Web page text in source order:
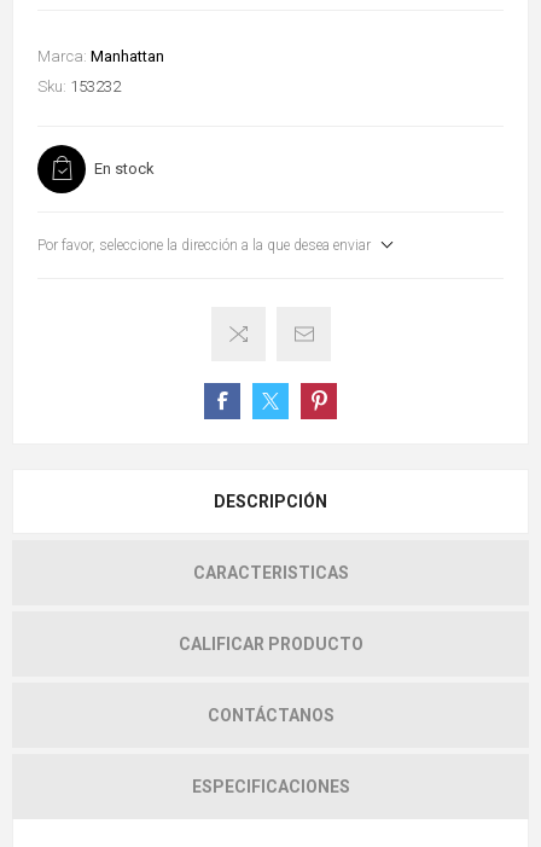
Marca: Manhattan
Sku: 153232
En stock
Por favor, seleccione la dirección a la que desea enviar
DESCRIPCIÓN
CARACTERISTICAS
CALIFICAR PRODUCTO
CONTÁCTANOS
ESPECIFICACIONES